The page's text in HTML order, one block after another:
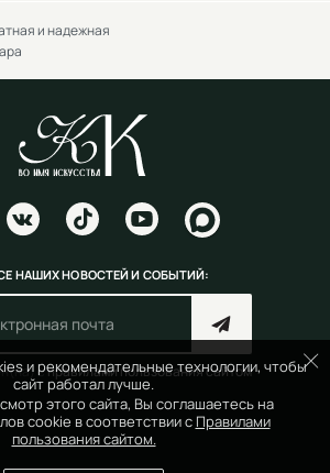
и рекомендательные технологии, чтобы
сайт работал лучше.
этого сайта, Вы соглашаетесь на
cookie в соответствии с Правилами
пользования сайтом.
и надежная
НАШИХ НОВОСТЕЙ И СОБЫТИЙ:
справилами пользования сайтом